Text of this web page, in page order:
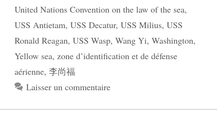
United Nations Convention on the law of the sea,
USS Antietam, USS Decatur, USS Milius, USS
Ronald Reagan, USS Wasp, Wang Yi, Washington,
Yellow sea, zone d’identification et de défense
aérienne, 李尚福
Laisser un commentaire